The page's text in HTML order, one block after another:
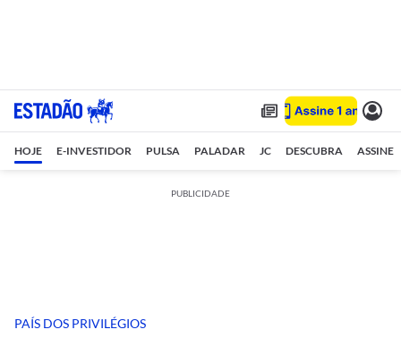
HOJE E-INVESTIDOR PULSA PALADAR JC DESCUBRA ASSINE
PUBLICIDADE
PAÍS DOS PRIVILÉGIOS